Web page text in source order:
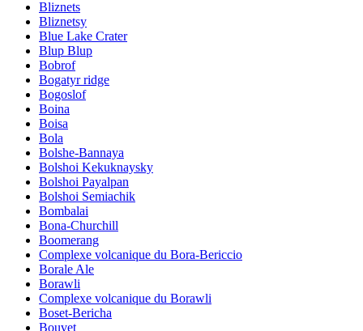
Bliznets
Bliznetsy
Blue Lake Crater
Blup Blup
Bobrof
Bogatyr ridge
Bogoslof
Boina
Boisa
Bola
Bolshe-Bannaya
Bolshoi Kekuknaysky
Bolshoi Payalpan
Bolshoi Semiachik
Bombalai
Bona-Churchill
Boomerang
Complexe volcanique du Bora-Bericcio
Borale Ale
Borawli
Complexe volcanique du Borawli
Boset-Bericha
Bouvet